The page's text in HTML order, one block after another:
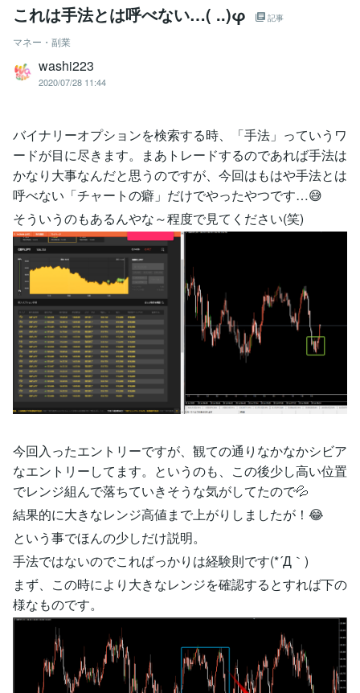
これは手法とは呼べない…( ..)φ 記事
マネー・副業
washi223
2020/07/28 11:44
バイナリーオプションを検索する時、「手法」っていうワ
ードが目に尽きます。まあトレードするのであれば手法は
かなり大事なんだと思うのですが、今回はもはや手法とは
呼べない「チャートの癖」だけでやったやつです…😅
そういうのもあるんやな～程度で見てください(笑)
今回入ったエントリーですが、観ての通りなかなかシビア
なエントリーしてます。というのも、この後少し高い位置
でレンジ組んで落ちていきそうな気がしてたので💦
結果的に大きなレンジ高値まで上がりしましたが！😂
という事でほんの少しだけ説明。
手法ではないのでこればっかりは経験則です(*´Д｀)
まず、この時により大きなレンジを確認するとすれば下の
様なものです。